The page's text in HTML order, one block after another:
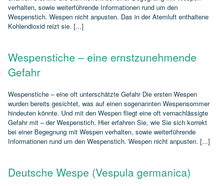
verhalten, sowie weiterführende Informationen rund um den
Wespenstich. Wespen nicht anpusten. Das in der Atemluft enthaltene
Kohlendioxid reizt sie. [...]
Wespenstiche – eine ernstzunehmende
Gefahr
Wespenstiche – eine oft unterschätzte Gefahr Die ersten Wespen
wurden bereits gesichtet, was auf einen sogenannten Wespensommer
hindeuten könnte. Und mit den Wespen fliegt eine oft vernachlässigte
Gefahr mit – der Wespenstich. Hier erfahren Sie, wie Sie sich korrekt
bei einer Begegnung mit Wespen verhalten, sowie weiterführende
Informationen rund um den Wespenstich. Wespen nicht anpusten. [...]
Deutsche Wespe (Vespula germanica)